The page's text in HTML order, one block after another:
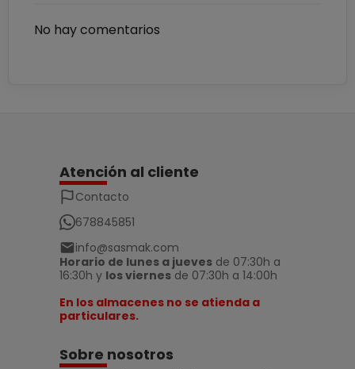
No hay comentarios
Atención al cliente
Contacto
678845851
info@sasmak.com
Horario de lunes a jueves de 07:30h a
16:30h y los viernes de 07:30h a 14:00h
En los almacenes no se atienda a
particulares.
Sobre nosotros